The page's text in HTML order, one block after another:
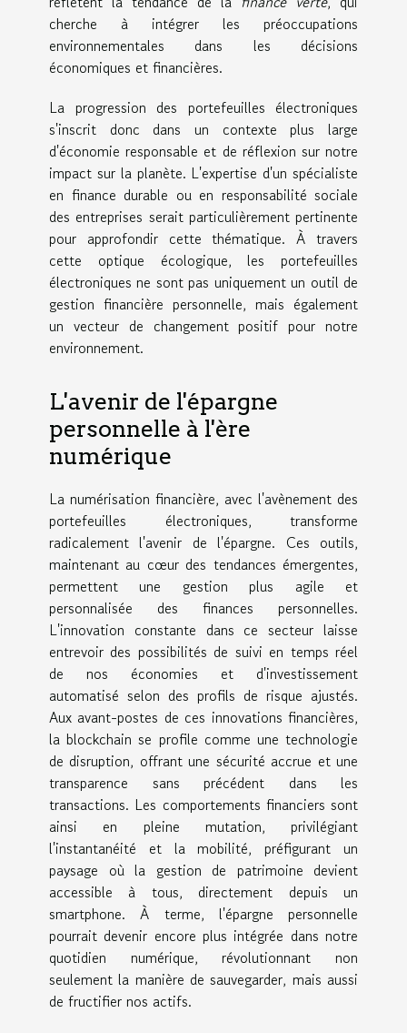
cherche à intégrer les préoccupations
environnementales dans les décisions
économiques et financières.
La progression des portefeuilles électroniques
s'inscrit donc dans un contexte plus large
d'économie responsable et de réflexion sur notre
impact sur la planète. L'expertise d'un spécialiste
en finance durable ou en responsabilité sociale
des entreprises serait particulièrement pertinente
pour approfondir cette thématique. À travers
cette optique écologique, les portefeuilles
électroniques ne sont pas uniquement un outil de
gestion financière personnelle, mais également
un vecteur de changement positif pour notre
environnement.
L'avenir de l'épargne
personnelle à l'ère
numérique
La numérisation financière, avec l'avènement des
portefeuilles électroniques, transforme
radicalement l'avenir de l'épargne. Ces outils,
maintenant au cœur des tendances émergentes,
permettent une gestion plus agile et
personnalisée des finances personnelles.
L'innovation constante dans ce secteur laisse
entrevoir des possibilités de suivi en temps réel
de nos économies et d'investissement
automatisé selon des profils de risque ajustés.
Aux avant-postes de ces innovations financières,
la blockchain se profile comme une technologie
de disruption, offrant une sécurité accrue et une
transparence sans précédent dans les
transactions. Les comportements financiers sont
ainsi en pleine mutation, privilégiant
l'instantanéité et la mobilité, préfigurant un
paysage où la gestion de patrimoine devient
accessible à tous, directement depuis un
smartphone. À terme, l'épargne personnelle
pourrait devenir encore plus intégrée dans notre
quotidien numérique, révolutionnant non
seulement la manière de sauvegarder, mais aussi
de fructifier nos actifs.